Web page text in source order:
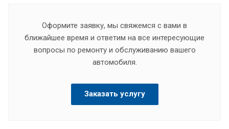
Оформите заявку, мы свяжемся с вами в
ближайшее время и ответим на все интересующие
вопросы по ремонту и обслуживанию вашего
автомобиля.
Заказать услугу